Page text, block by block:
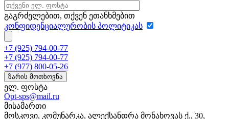
გაგრძელებით, თქვენ ეთანხმებით
კონფიდენციალურობის პოლიტიკას
+7 (925) 794-00-77
+7 (925) 794-00-77
+7 (977) 800-05-26
ზარის მოთხოვნა
ელ. ფოსტა
Opt-sps@mail.ru
მისამართი
მოსკოვი, კომუნარკა, ალექსანდრა მონახოვას ქ., 30,